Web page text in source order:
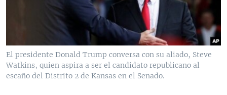
VENEZUELA
NICARAGUA
ECONOMÍA
ENTRETENIMIENTO Y CULTURA
TECNOLOGÍA
DEPORTES
FOTOGRAFÍA
AUDIOS
EL MUNDO AL DÍA
FORO INTERAMERICANO
RADIO
AVANCE INFORMATIVO
DIRECT
El presidente Donald Trump conversa con su aliado, Steve
Watkins, quien aspira a ser el candidato republicano al
escaño del Distrito 2 de Kansas en el Senado.